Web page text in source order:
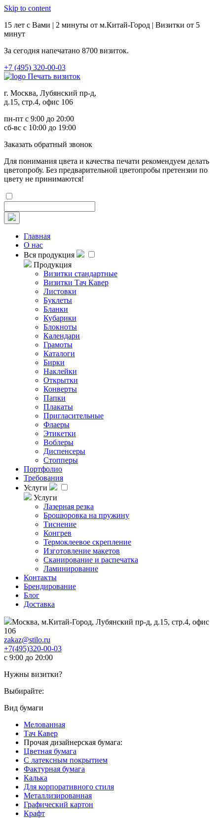
Skip to content
15 лет с Вами | 2 минуты от м.Китай-Город | Визитки от 5
минут
За сегодня напечатано 8700 визиток.
+7 (495) 320-00-03
Печать визиток
г. Москва, Лубянский пр-д,
д.15, стр.4, офис 106
пн-пт с 9:00 до 20:00
сб-вс с 10:00 до 19:00
Заказать обратный звонок
Для понимания цвета и качества печати рекомендуем делать
цветопробу. Без предварительной цветопробы претензии по
цвету не принимаются!
Главная
О нас
Вся продукция
Продукция
Визитки стандартные
Визитки Тач Кавер
Листовки
Буклеты
Бланки
Кубарики
Блокноты
Календари
Грамоты
Каталоги
Бирки
Наклейки
Открытки
Конверты
Папки
Плакаты
Пригласительные
Флаеры
Этикетки
Воблеры
Диспенсеры
Стопперы
Портфолио
Требования
Услуги
Услуги
Лазерная резка
Брошюровка на пружину
Тиснение
Конгрев
Термоклеевое скрепление
Изготовление макетов
Сканирование и распечатка
Ламинирование
Контакты
Брендирование
Блог
Доставка
Москва, м.Китай-Город, Лубянский пр-д, д.15, стр.4, офис
106
zakaz@stilo.ru
+7(495)320-00-03
с 9:00 до 20:00
Нужны визитки?
Выбирайте:
Вид бумаги
Мелованная
Тач Кавер
Прочая дизайнерская бумага:
Цветная бумага
С латексным покрытием
Фактурная бумага
Калька
Для корпоративного стиля
Металлизированная
Графический картон
Крафт